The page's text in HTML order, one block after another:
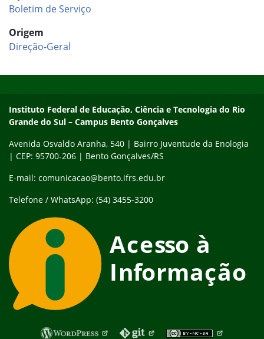
Boletim de Serviço
Origem
Direção-Geral
Contato
Instituto Federal de Educação, Ciência e Tecnologia do Rio
Grande do Sul – Campus Bento Gonçalves
Avenida Osvaldo Aranha, 540 | Bairro Juventude da Enologia
| CEP: 95700-206 | Bento Gonçalves/RS
E-mail: comunicacao@bento.ifrs.edu.br
Telefone / WhatsApp: (54) 3455-3200